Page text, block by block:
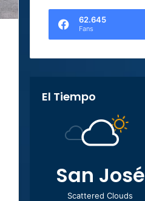
62.645
Fans
El Tiempo
San José
Scattered Clouds